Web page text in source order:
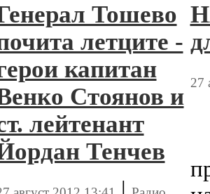
Тошево
летците -
капитан
Стоянов и
лейтенант
Тенчев
27